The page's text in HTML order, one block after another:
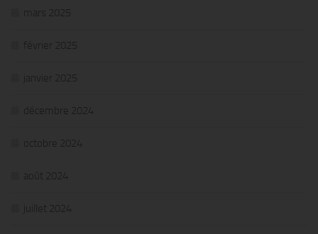
mars 2025
février 2025
janvier 2025
décembre 2024
octobre 2024
août 2024
juillet 2024